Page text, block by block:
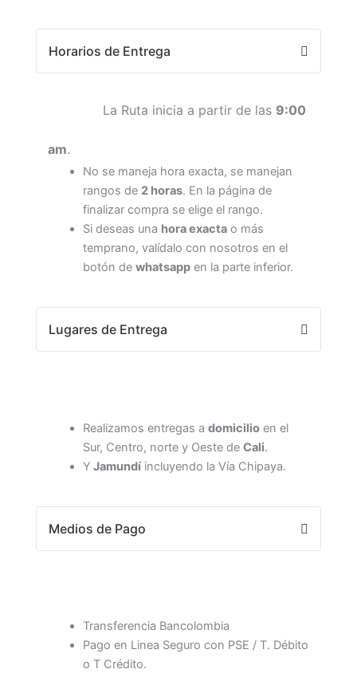
Horarios de Entrega
La Ruta inicia a partir de las 9:00
am.
No se maneja hora exacta, se manejan
rangos de 2 horas. En la página de
finalizar compra se elige el rango.
Si deseas una hora exactao más
temprano, valídalo con nosotros en el
botón de whatsappen la parte inferior.
Lugares de Entrega
Realizamos entregas a domicilioen el
Sur, Centro, norte y Oeste de Cali.
Y Jamundíincluyendo la Vía Chipaya.
Medios de Pago
Transferencia Bancolombia
Pago en Linea Seguro con PSE / T. Débito
o T Crédito.